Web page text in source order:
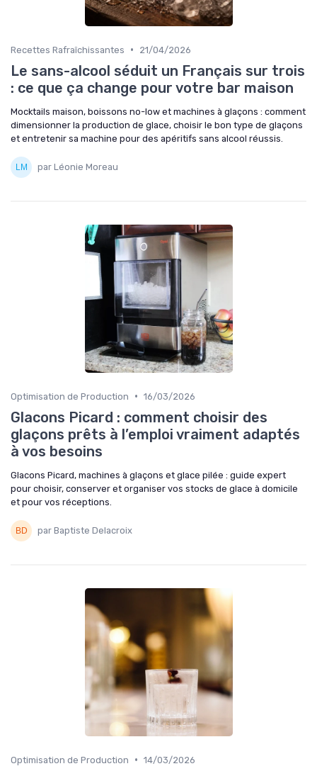
Recettes Rafraîchissantes • 21/04/2026
Le sans-alcool séduit un Français sur trois
: ce que ça change pour votre bar maison
Mocktails maison, boissons no-low et machines à glaçons : comment
dimensionner la production de glace, choisir le bon type de glaçons
et entretenir sa machine pour des apéritifs sans alcool réussis.
par Léonie Moreau
Optimisation de Production • 16/03/2026
Glacons Picard : comment choisir des
glaçons prêts à l’emploi vraiment adaptés
à vos besoins
Glacons Picard, machines à glaçons et glace pilée : guide expert
pour choisir, conserver et organiser vos stocks de glace à domicile
et pour vos réceptions.
par Baptiste Delacroix
Optimisation de Production • 14/03/2026